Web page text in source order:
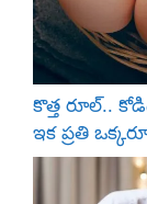
కొత్త రూల్..
ఇక ప్రతి